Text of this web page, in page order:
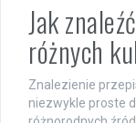
Jak
różnych
Znalezienie
niezwykle proste